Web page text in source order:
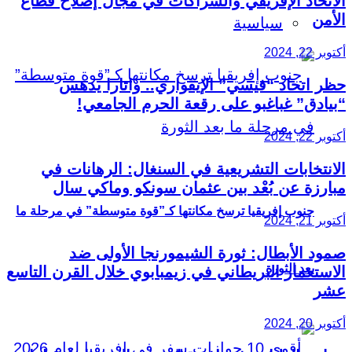
سياسية
جنوب إفريقيا ترسخ مكانتها كـ”قوة متوسطة” في مرحلة ما
بعد الثورة
الأمن
أكتوبر 22, 2024
حظر اتحاد “فيسي” الإيفواري.. واتارا يدهس
“بيادق” غباغبو على رقعة الحرم الجامعي!
أكتوبر 22, 2024
الانتخابات التشريعية في السنغال: الرهانات في
مبارزة عن بُعْد بين عثمان سونكو وماكي سال
أكتوبر 21, 2024
صمود الأبطال: ثورة الشيمورنجا الأولى ضد
الاستعمار البريطاني في زيمبابوي خلال القرن التاسع
عشر
أكتوبر 20, 2024